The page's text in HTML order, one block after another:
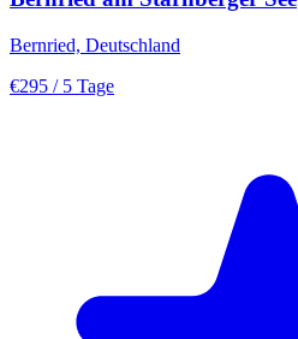
Bernried, Deutschland
€295 / 5 Tage